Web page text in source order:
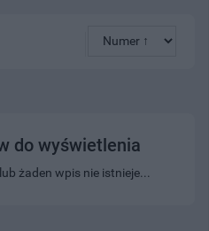
do wyświetlenia
żaden wpis nie istnieje...